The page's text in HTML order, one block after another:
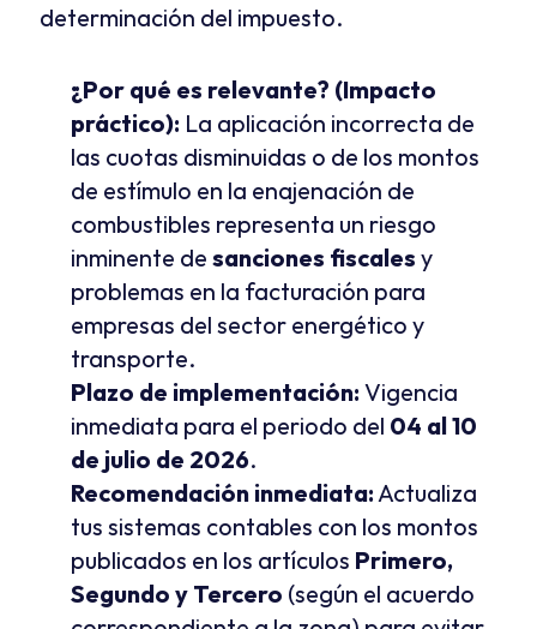
determinación del impuesto.
¿Por qué es relevante? (Impacto
práctico): La aplicación incorrecta de
las cuotas disminuidas o de los montos
de estímulo en la enajenación de
combustibles representa un riesgo
inminente de sanciones fiscales y
problemas en la facturación para
empresas del sector energético y
transporte.
Plazo de implementación: Vigencia
inmediata para el periodo del 04 al 10
de julio de 2026.
Recomendación inmediata: Actualiza
tus sistemas contables con los montos
publicados en los artículos Primero,
Segundo y Tercero (según el acuerdo